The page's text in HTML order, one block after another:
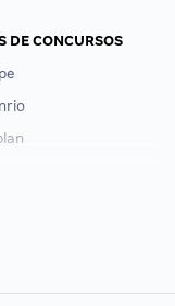
DE CONCURSOS